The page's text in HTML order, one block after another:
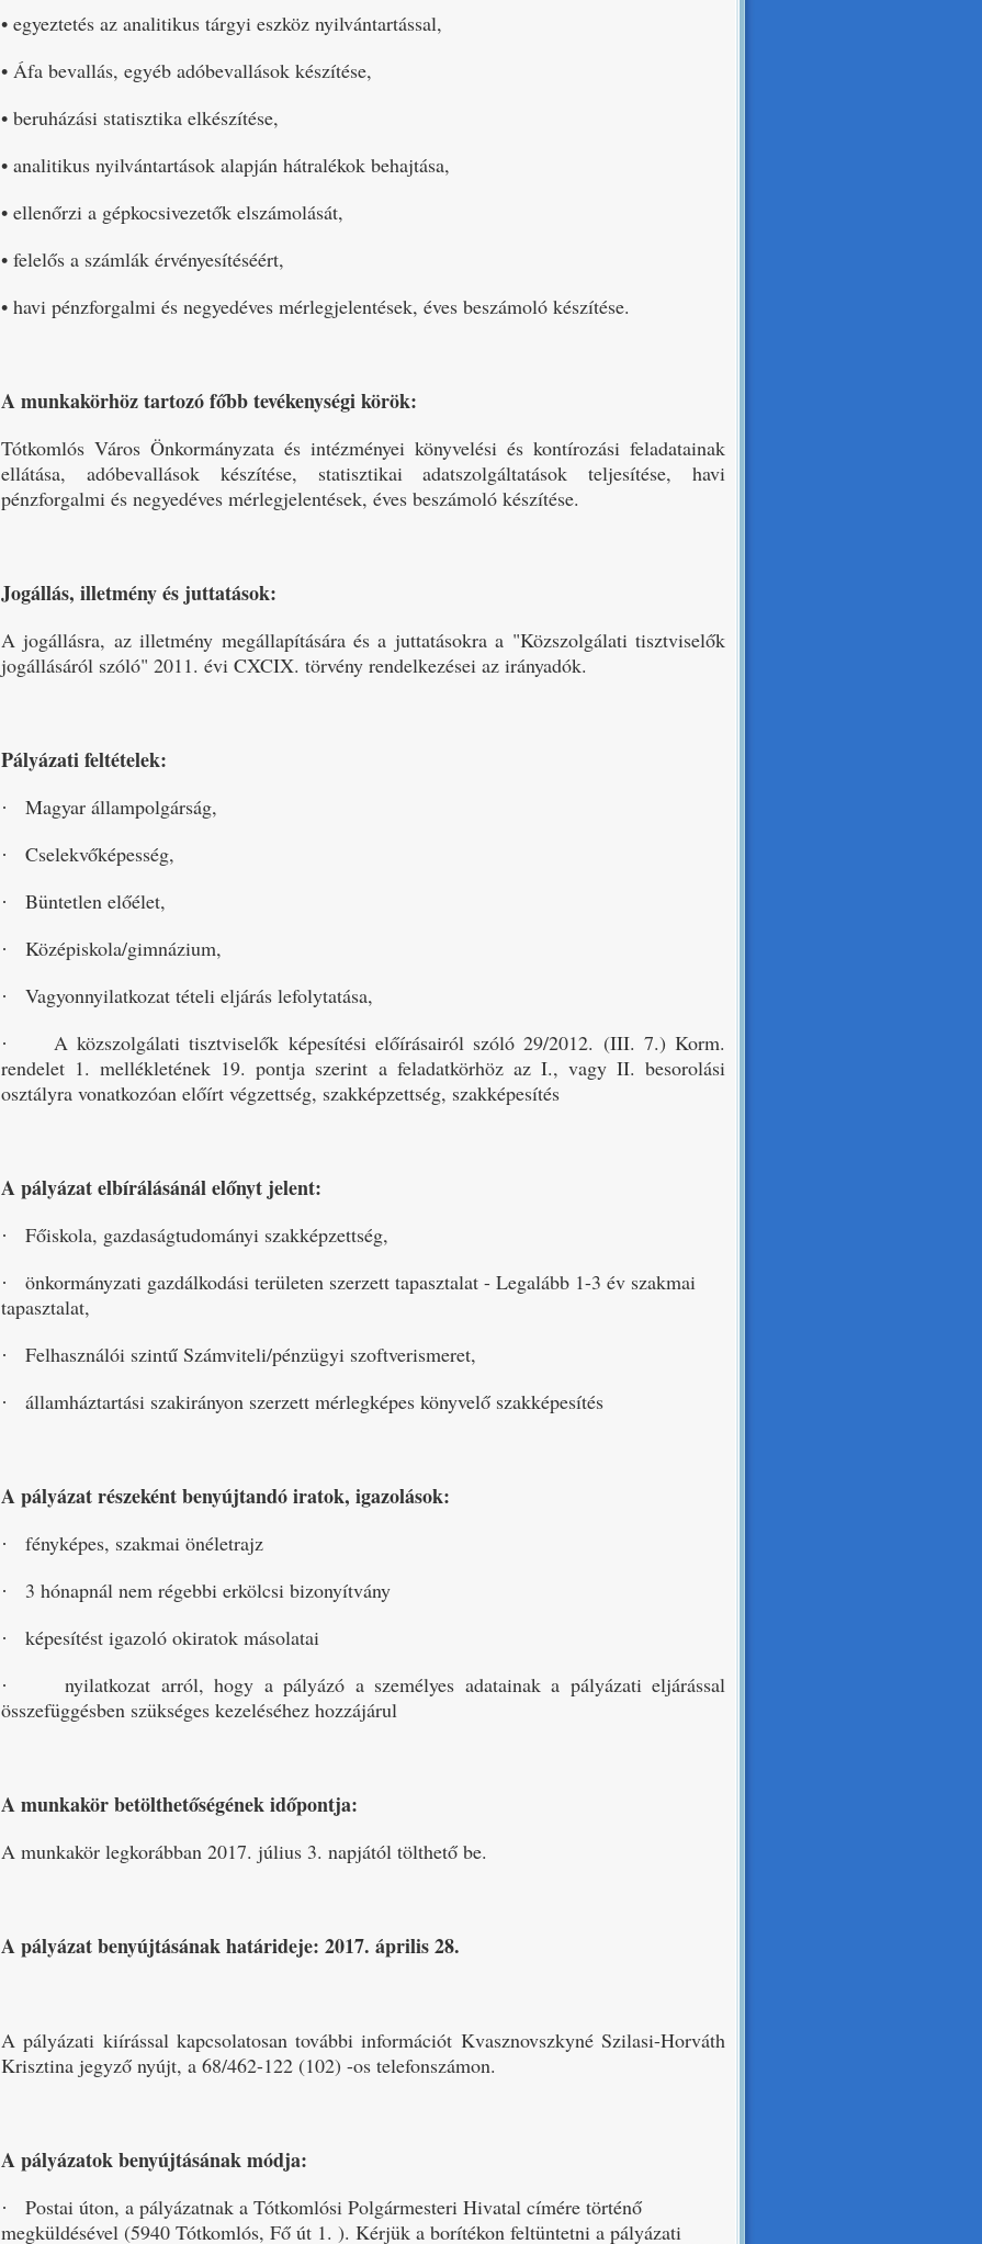
• egyeztetés az analitikus tárgyi eszköz nyilvántartással,
• Áfa bevallás, egyéb adóbevallások készítése,
• beruházási statisztika elkészítése,
• analitikus nyilvántartások alapján hátralékok behajtása,
• ellenőrzi a gépkocsivezetők elszámolását,
• felelős a számlák érvényesítéséért,
• havi pénzforgalmi és negyedéves mérlegjelentések, éves beszámoló készítése.
A munkakörhöz tartozó főbb tevékenységi körök:
Tótkomlós Város Önkormányzata és intézményei könyvelési és kontírozási feladatainak
ellátása, adóbevallások készítése, statisztikai adatszolgáltatások teljesítése, havi
pénzforgalmi és negyedéves mérlegjelentések, éves beszámoló készítése.
Jogállás, illetmény és juttatások:
A jogállásra, az illetmény megállapítására és a juttatásokra a "Közszolgálati tisztviselők
jogállásáról szóló" 2011. évi CXCIX. törvény rendelkezései az irányadók.
Pályázati feltételek:
· Magyar állampolgárság,
· Cselekvőképesség,
· Büntetlen előélet,
· Középiskola/gimnázium,
· Vagyonnyilatkozat tételi eljárás lefolytatása,
·
A közszolgálati tisztviselők képesítési előírásairól szóló 29/2012. (III. 7.) Korm.
rendelet 1. mellékletének 19. pontja szerint a feladatkörhöz az I., vagy II. besorolási
osztályra vonatkozóan előírt végzettség, szakképzettség, szakképesítés
A pályázat elbírálásánál előnyt jelent:
· Főiskola, gazdaságtudományi szakképzettség,
·
önkormányzati gazdálkodási területen szerzett tapasztalat - Legalább 1-3 év szakmai
tapasztalat,
· Felhasználói szintű Számviteli/pénzügyi szoftverismeret,
· államháztartási szakirányon szerzett mérlegképes könyvelő szakképesítés
A pályázat részeként benyújtandó iratok, igazolások:
· fényképes, szakmai önéletrajz
· 3 hónapnál nem régebbi erkölcsi bizonyítvány
· képesítést igazoló okiratok másolatai
·
nyilatkozat arról, hogy a pályázó a személyes adatainak a pályázati eljárással
összefüggésben szükséges kezeléséhez hozzájárul
A munkakör betölthetőségének időpontja:
A munkakör legkorábban 2017. július 3. napjától tölthető be.
A pályázat benyújtásának határideje: 2017. április 28.
A pályázati kiírással kapcsolatosan további információt Kvasznovszkyné Szilasi-Horváth
Krisztina jegyző nyújt, a 68/462-122 (102) -os telefonszámon.
A pályázatok benyújtásának módja:
·
Postai úton, a pályázatnak a Tótkomlósi Polgármesteri Hivatal címére történő
megküldésével (5940 Tótkomlós, Fő út 1. ). Kérjük a borítékon feltüntetni a pályázati